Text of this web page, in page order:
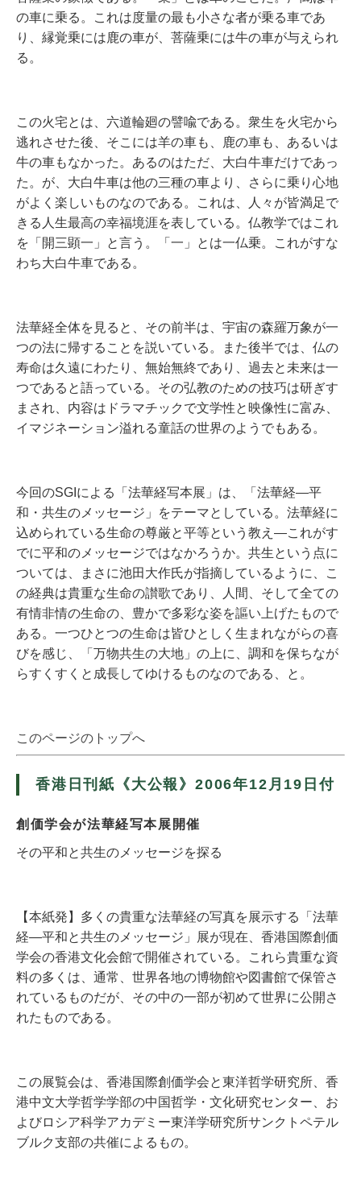
の車に乗る。これは度量の最も小さな者が乗る車であ
り、縁覚乗には鹿の車が、菩薩乗には牛の車が与えられ
る。
この火宅とは、六道輪廻の譬喩である。衆生を火宅から
逃れさせた後、そこには羊の車も、鹿の車も、あるいは
牛の車もなかった。あるのはただ、大白牛車だけであっ
た。が、大白牛車は他の三種の車より、さらに乗り心地
がよく楽しいものなのである。これは、人々が皆満足で
きる人生最高の幸福境涯を表している。仏教学ではこれ
を「開三顕一」と言う。「一」とは一仏乗。これがすな
わち大白牛車である。
法華経全体を見ると、その前半は、宇宙の森羅万象が一
つの法に帰することを説いている。また後半では、仏の
寿命は久遠にわたり、無始無終であり、過去と未来は一
つであると語っている。その弘教のための技巧は研ぎす
まされ、内容はドラマチックで文学性と映像性に富み、
イマジネーション溢れる童話の世界のようでもある。
今回のSGIによる「法華経写本展」は、「法華経―平
和・共生のメッセージ」をテーマとしている。法華経に
込められている生命の尊厳と平等という教え―これがす
でに平和のメッセージではなかろうか。共生という点に
ついては、まさに池田大作氏が指摘しているように、こ
の経典は貴重な生命の讃歌であり、人間、そして全ての
有情非情の生命の、豊かで多彩な姿を謳い上げたもので
ある。一つひとつの生命は皆ひとしく生まれながらの喜
びを感じ、「万物共生の大地」の上に、調和を保ちなが
らすくすくと成長してゆけるものなのである、と。
このページのトップへ
香港日刊紙《大公報》2006年12月19日付
創価学会が法華経写本展開催
その平和と共生のメッセージを探る
【本紙発】多くの貴重な法華経の写真を展示する「法華
経―平和と共生のメッセージ」展が現在、香港国際創価
学会の香港文化会館で開催されている。これら貴重な資
料の多くは、通常、世界各地の博物館や図書館で保管さ
れているものだが、その中の一部が初めて世界に公開さ
れたものである。
この展覧会は、香港国際創価学会と東洋哲学研究所、香
港中文大学哲学学部の中国哲学・文化研究センター、お
よびロシア科学アカデミー東洋学研究所サンクトペテル
ブルク支部の共催によるもの。